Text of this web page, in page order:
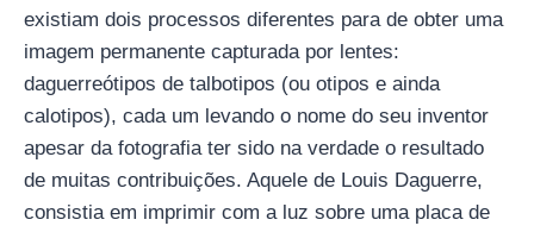
existiam dois processos diferentes para de obter uma
imagem permanente capturada por lentes:
daguerreótipos de talbotipos (ou otipos e ainda
calotipos), cada um levando o nome do seu inventor
apesar da fotografia ter sido na verdade o resultado
de muitas contribuições. Aquele de Louis Daguerre,
consistia em imprimir com a luz sobre uma placa de